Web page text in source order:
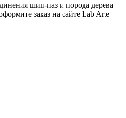
шип-паз и порода дерева –
заказ на сайте Lab Arte